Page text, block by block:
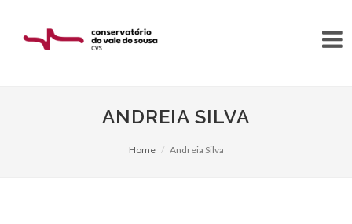
ANDREIA SILVA
Home Andreia Silva